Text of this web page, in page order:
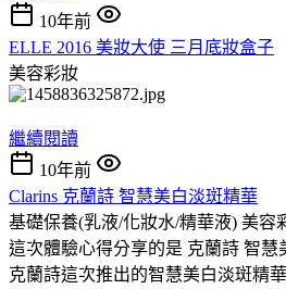
10年前
ELLE 2016 美妝大使 三月底妝盒子
美容彩妝
繼續閱讀
10年前
Clarins 克蘭詩 智慧美白淡斑精華
基礎保養(乳液/化妝水/精華液) 美容
這次體驗心得分享的是 克蘭詩 智慧
克蘭詩這次推出的智慧美白淡斑精